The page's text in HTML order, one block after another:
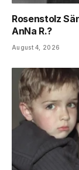
Rosenstolz
AnNa R.?
August 4, 2026